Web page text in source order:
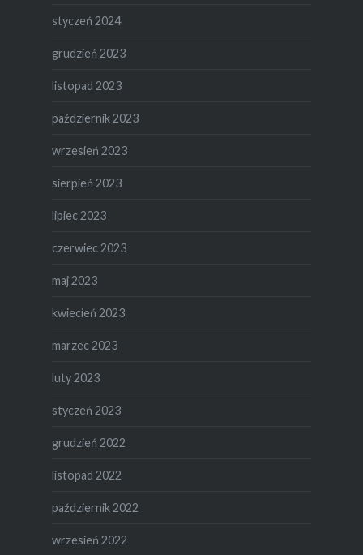
styczeń 2024
grudzień 2023
listopad 2023
październik 2023
wrzesień 2023
sierpień 2023
lipiec 2023
czerwiec 2023
maj 2023
kwiecień 2023
marzec 2023
luty 2023
styczeń 2023
grudzień 2022
listopad 2022
październik 2022
wrzesień 2022